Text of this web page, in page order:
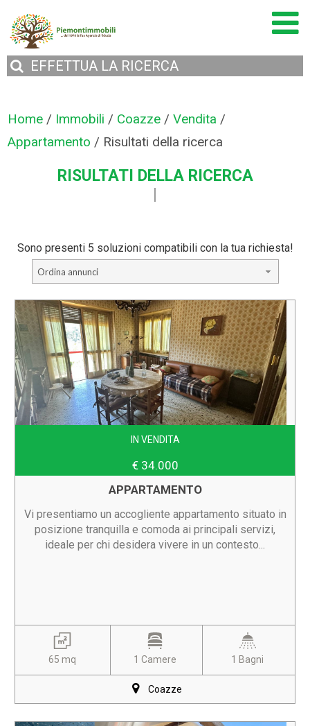
EFFETTUA LA RICERCA
Home / Immobili / Coazze /Vendita /
Appartamento / Risultati della ricerca
RISULTATI DELLA RICERCA
Sono presenti 5 soluzioni compatibili con la tua richiesta!
Ordina annunci
IN VENDITA
€ 34.000
APPARTAMENTO
Vi presentiamo un accogliente appartamento situato in
posizione tranquilla e comoda ai principali servizi,
ideale per chi desidera vivere in un contesto...
65 mq 1 Camere 1 Bagni
Coazze